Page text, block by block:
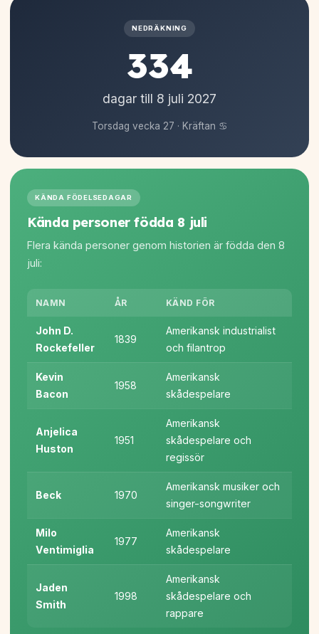
NEDRÄKNING
334
dagar till 8 juli 2027
Torsdag vecka 27 · Kräftan ♋
KÄNDA FÖDELSEDAGAR
Kända personer födda 8 juli
Flera kända personer genom historien är födda den 8
juli:
NAMN ÅR KÄND FÖR
John D.
Rockefeller
1839
Amerikansk industrialist
och filantrop
Kevin
Bacon
1958
Amerikansk
skådespelare
Anjelica
Huston
1951
Amerikansk
skådespelare och
regissör
Beck 1970
Amerikansk musiker och
singer-songwriter
Milo
Ventimiglia
1977
Amerikansk
skådespelare
Jaden
Smith
1998
Amerikansk
skådespelare och
rappare